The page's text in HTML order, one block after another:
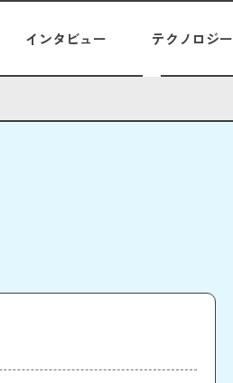
インタビュー テクノロジー